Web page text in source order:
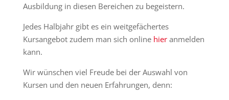
Ausbildung in diesen Bereichen zu begeistern.
Jedes Halbjahr gibt es ein weitgefächertes
Kursangebot zudem man sich onlinehieranmelden
kann.
Wir wünschen viel Freude bei der Auswahl von
Kursen und den neuen Erfahrungen, denn: